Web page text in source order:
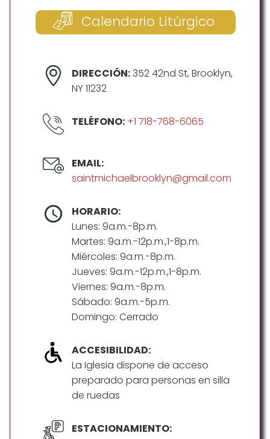
Calendario Litúrgico
DIRECCIÓN:352 42nd St, Brooklyn,
NY 11232
TELÉFONO: +1 718-768-6065
EMAIL:
saintmichaelbrooklyn@gmail.com
HORARIO:
Lunes: 9a.m.-8p.m.
Martes: 9a.m.-12p.m.,1-8p.m.
Miércoles: 9a.m.-8p.m.
Jueves: 9a.m.-12p.m.,1-8p.m.
Viernes: 9a.m.-8p.m.
Sábado: 9a.m.-5p.m.
Domingo: Cerrado
ACCESIBILIDAD:
La Iglesia dispone de acceso
preparado para personas en silla
de ruedas
ESTACIONAMIENTO: